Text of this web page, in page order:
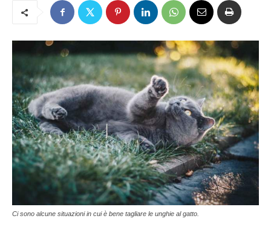
Ci sono alcune situazioni in cui è bene tagliare le unghie al gatto.